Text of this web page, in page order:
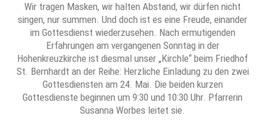
Wir tragen Masken, wir halten Abstand, wir dürfen nicht
singen, nur summen. Und doch ist es eine Freude, einander
im Gottesdienst wiederzusehen. Nach ermutigenden
Erfahrungen am vergangenen Sonntag in der
Hohenkreuzkirche ist diesmal unser „Kirchle“ beim Friedhof
St. Bernhardt an der Reihe: Herzliche Einladung zu den zwei
Gottesdiensten am 24. Mai. Die beiden kurzen
Gottesdienste beginnen um 9:30 und 10:30 Uhr. Pfarrerin
Susanna Worbes leitet sie.